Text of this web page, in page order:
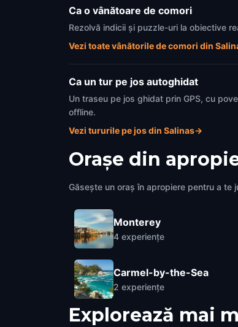
Ca o vânătoare de comori
Rezolvă indicii și puzzle-uri la obiective
Vezi toate vânătorile de comori din
Ca un tur pe jos autoghidat
Un traseu pe jos ghidat prin GPS, cu
offline.
Vezi tururile pe jos din Salinas→
Orașe din
Găsește un oraș în apropiere pentru a te
Monterey
4 experiențe
Carmel-by-the-Sea
2 experiențe
Explorează mai